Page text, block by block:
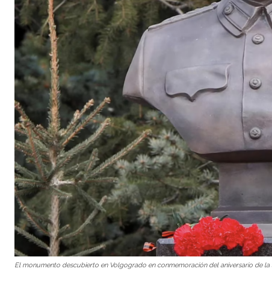
El monumento descubierto en Volgogrado en conmemoración del aniversario de